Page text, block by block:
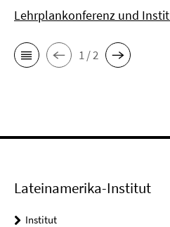
Lehrplankonferenz und
1 / 2
Lateinamerika-Institut
Institut